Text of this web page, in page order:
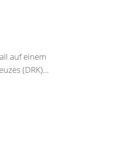
auf einem
(DRK)...